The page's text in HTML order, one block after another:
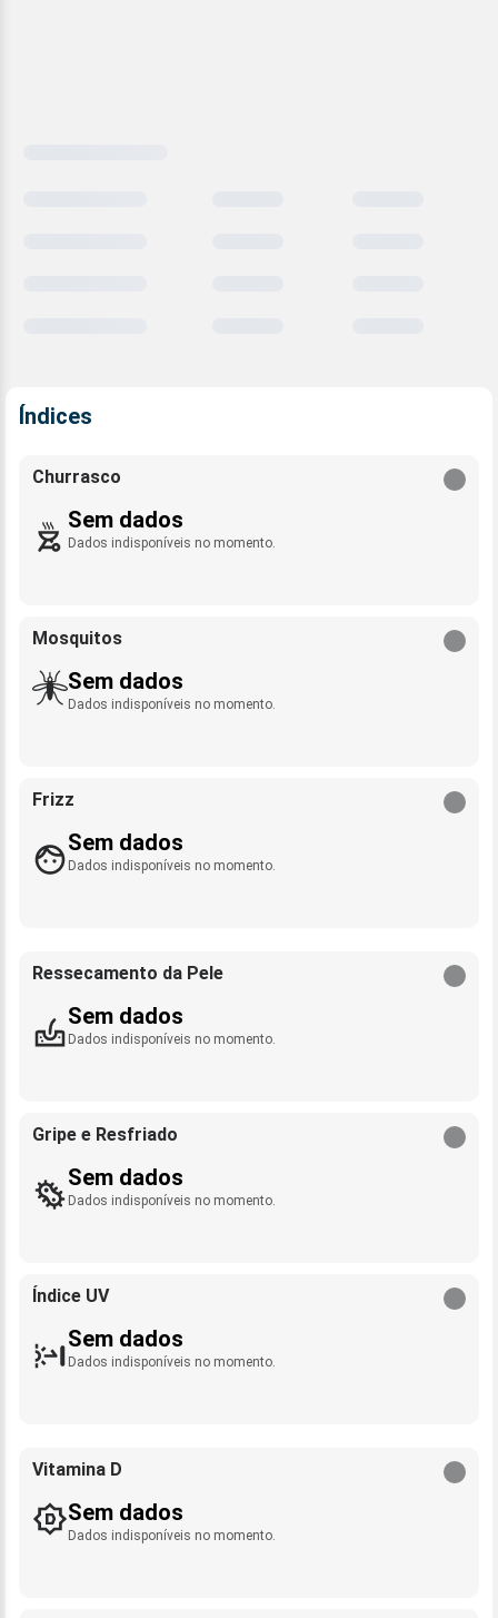
Índices
Churrasco
Sem dados
Dados indisponíveis no momento.
Mosquitos
Sem dados
Dados indisponíveis no momento.
Frizz
Sem dados
Dados indisponíveis no momento.
Ressecamento da Pele
Sem dados
Dados indisponíveis no momento.
Gripe e Resfriado
Sem dados
Dados indisponíveis no momento.
Índice UV
Sem dados
Dados indisponíveis no momento.
Vitamina D
Sem dados
Dados indisponíveis no momento.